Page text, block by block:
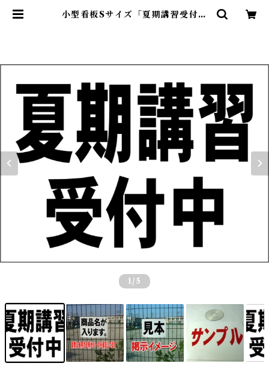
小型看板Sサイズ「夏期講習受付中
1 /5